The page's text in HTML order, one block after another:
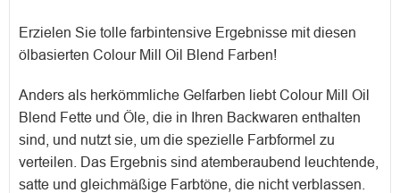
Erzielen Sie tolle farbintensive Ergebnisse mit diesen
ölbasierten Colour Mill Oil Blend Farben!
Anders als herkömmliche Gelfarben liebt Colour Mill Oil
Blend Fette und Öle, die in Ihren Backwaren enthalten
sind, und nutzt sie, um die spezielle Farbformel zu
verteilen. Das Ergebnis sind atemberaubend leuchtende,
satte und gleichmäßige Farbtöne, die nicht verblassen.